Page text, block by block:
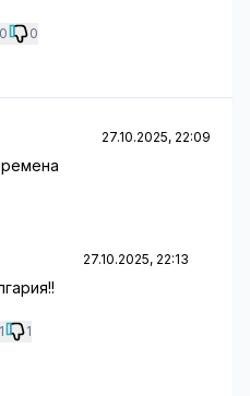
0 0
27.10.2025, 22:09
27.10.2025, 22:13
1 1